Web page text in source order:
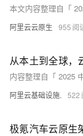
阿里云云原生 955
从本土到全球，
阿里云基础设施. 522
极氪汽车云原生